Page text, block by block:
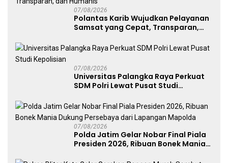
07/08/2026
Polantas Karib Wujudkan Pelayanan
Samsat yang Cepat, Transparan,
07/08/2026
Universitas Palangka Raya Perkuat
SDM Polri Lewat Pusat Studi
07/08/2026
Polda Jatim Gelar Nobar Final Piala
Presiden 2026, Ribuan Bonek Mania